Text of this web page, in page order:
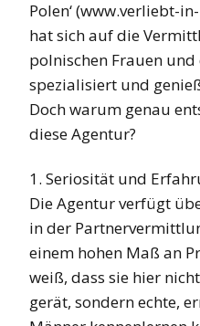
Polen‘ (www.verliebt-
hat sich auf die
polnischen Frauen
spezialisiert und
Doch warum genau
diese Agentur?
1. Seriosität und
Die Agentur verfügt
in der
einem hohen Maß an
weiß, dass sie hier
gerät, sondern echte,